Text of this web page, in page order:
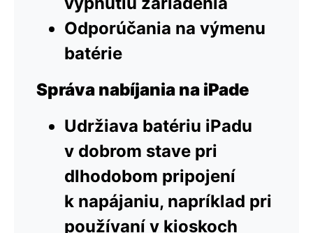
Odporúčania na výmenu
batérie
Správa nabíjania na iPade
Udržiava batériu iPadu
v dobrom stave pri
dlhodobom pripojení
k napájaniu, napríklad pri
používaní v kioskoch